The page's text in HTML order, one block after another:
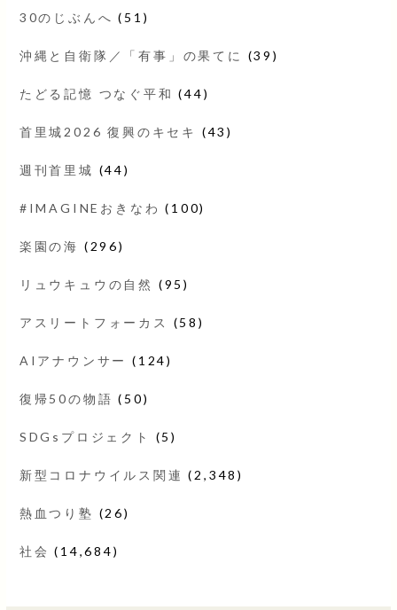
30のじぶんへ (51)
沖縄と自衛隊／「有事」の果てに (39)
たどる記憶 つなぐ平和 (44)
首里城2026 復興のキセキ (43)
週刊首里城 (44)
#IMAGINEおきなわ (100)
楽園の海 (296)
リュウキュウの自然 (95)
アスリートフォーカス (58)
AIアナウンサー (124)
復帰50の物語 (50)
SDGsプロジェクト (5)
新型コロナウイルス関連 (2,348)
熱血つり塾 (26)
社会 (14,684)